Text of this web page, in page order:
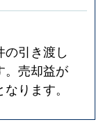
引き渡し
。売却益が
ります。